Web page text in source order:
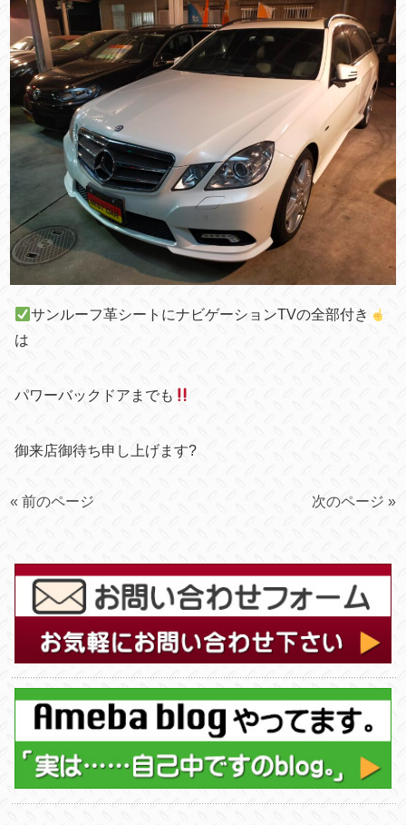
サンルーフ革シートにナビゲーションTVの全部付き
は
パワーバックドアまでも
御来店御待ち申し上げます?
« 前のページ 次のページ »